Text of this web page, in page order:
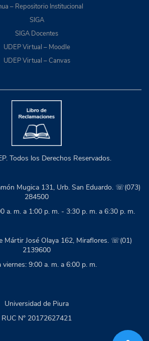
– Repositorio Institucional
SIGA
SIGA Docentes
UDEP Virtual – Moodle
UDEP Virtual – Canvas
Todos los Derechos Reservados.
Mugica 131, Urb. San Eduardo. ☏(073)
284500
a. m. a 1:00 p. m. - 3:30 p. m. a 6:30 p. m.
Mártir José Olaya 162, Miraflores. ☏(01)
2139600
viernes: 9:00 a. m. a 6:00 p. m.
Universidad de Piura
RUC N° 20172627421